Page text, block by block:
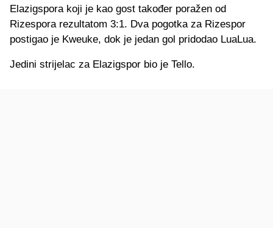
Elazigspora koji je kao gost također poražen od
Rizespora rezultatom 3:1. Dva pogotka za Rizespor
postigao je Kweuke, dok je jedan gol pridodao LuaLua.
Jedini strijelac za Elazigspor bio je Tello.